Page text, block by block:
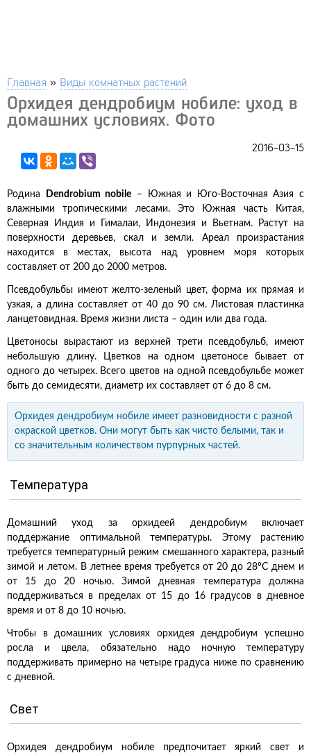
Главная » Виды комнатных растений
Орхидея дендробиум нобиле: уход в
домашних условиях. Фото
2016-03-15
Родина Dendrobium nobile – Южная и Юго-Восточная Азия с
влажными тропическими лесами. Это Южная часть Китая,
Северная Индия и Гималаи, Индонезия и Вьетнам. Растут на
поверхности деревьев, скал и земли. Ареал произрастания
находится в местах, высота над уровнем моря которых
составляет от 200 до 2000 метров.
Псевдобульбы имеют желто-зеленый цвет, форма их прямая и
узкая, а длина составляет от 40 до 90 см. Листовая пластинка
ланцетовидная. Время жизни листа – один или два года.
Цветоносы вырастают из верхней трети псевдобульб, имеют
небольшую длину. Цветков на одном цветоносе бывает от
одного до четырех. Всего цветов на одной псевдобульбе может
быть до семидесяти, диаметр их составляет от 6 до 8 см.
Орхидея дендробиум нобиле имеет разновидности с разной
окраской цветков. Они могут быть как чисто белыми, так и
со значительным количеством пурпурных частей.
Температура
Домашний уход за орхидеей дендробиум включает
поддержание оптимальной температуры. Этому растению
требуется температурный режим смешанного характера, разный
зимой и летом. В летнее время требуется от 20 до 28ºС днем и
от 15 до 20 ночью. Зимой дневная температура должна
поддерживаться в пределах от 15 до 16 градусов в дневное
время и от 8 до 10 ночью.
Чтобы в домашних условиях орхидея дендробиум успешно
росла и цвела, обязательно надо ночную температуру
поддерживать примерно на четыре градуса ниже по сравнению
с дневной.
Свет
Орхидея дендробиум нобиле предпочитает яркий свет и